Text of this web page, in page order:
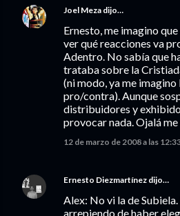
Joel Meza dijo…
Ernesto, me imagino
ver qué reacciones va
Adentro. No sabía que
trataba sobre la
(ni modo, ya me imagino
pro/contra). Aunque
distribuidores y
provocar nada. Ojalá
12 de marzo de 2008 a las
Ernesto Diezmartínez dijo…
Alex: No vi la de
arrepiendo de haber